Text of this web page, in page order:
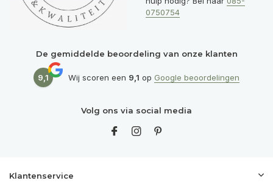
0750754
De gemiddelde beoordeling van onze klanten
9,1 Wij scoren een 9,1 op Google beoordelingen
Volg ons via social media
Klantenservice